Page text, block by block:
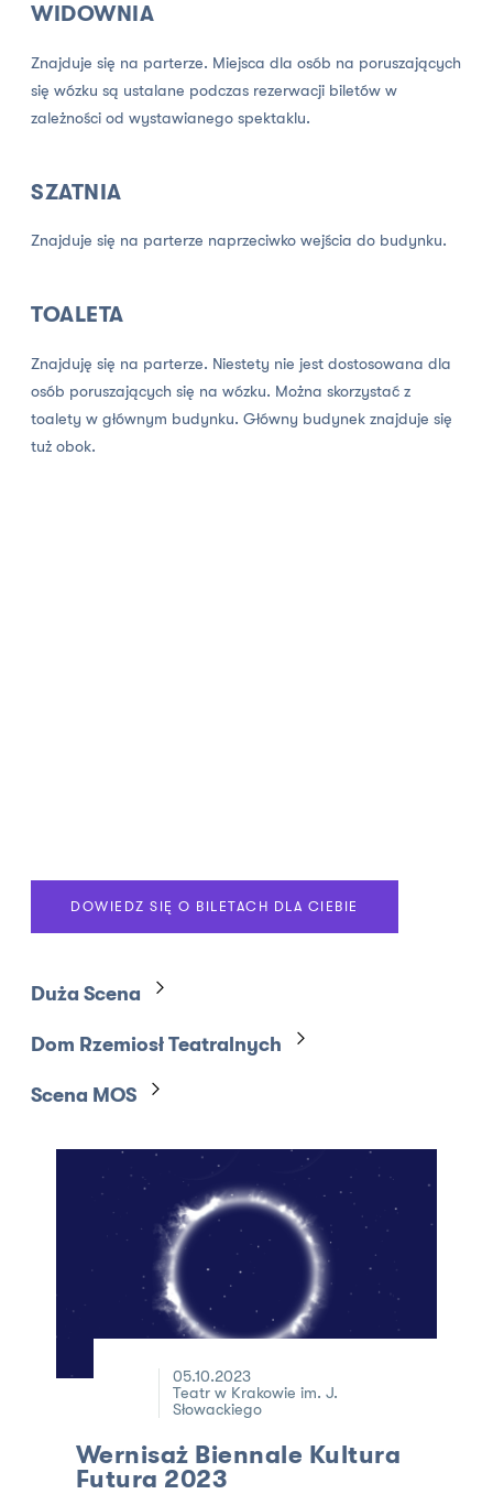
WIDOWNIA
Znajduje się na parterze. Miejsca dla osób na poruszających
się wózku są ustalane podczas rezerwacji biletów w
zależności od wystawianego spektaklu.
SZATNIA
Znajduje się na parterze naprzeciwko wejścia do budynku.
TOALETA
Znajduję się na parterze. Niestety nie jest dostosowana dla
osób poruszających się na wózku. Można skorzystać z
toalety w głównym budynku. Główny budynek znajduje się
tuż obok.
DOWIEDZ SIĘ O BILETACH DLA CIEBIE
Duża Scena
Dom Rzemiosł Teatralnych
Scena MOS
05.10.2023
Teatr w Krakowie im. J.
Słowackiego
Wernisaż Biennale Kultura
Futura 2023